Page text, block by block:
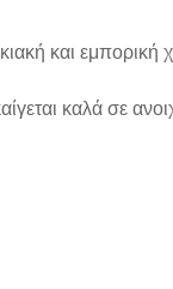
και εμπορική
καλά σε